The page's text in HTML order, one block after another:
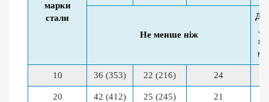
марки
стали
Не менше ніж
10 36 (353) 22 (216) 24
20 42 (412) 25 (245) 21